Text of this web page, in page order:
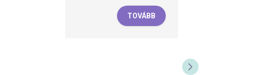
TOVÁBB
NEXT SLIDE